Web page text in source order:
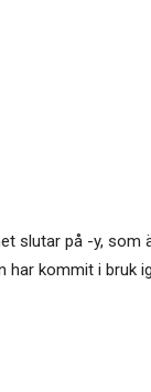
slutar på -y, som
kommit i bruk